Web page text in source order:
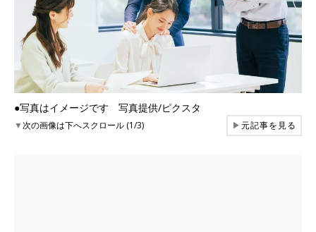
●写真はイメージです 写真提供/ピクスタ
▼次の画像は下へスクロール (1/3) ▶元記事を見る